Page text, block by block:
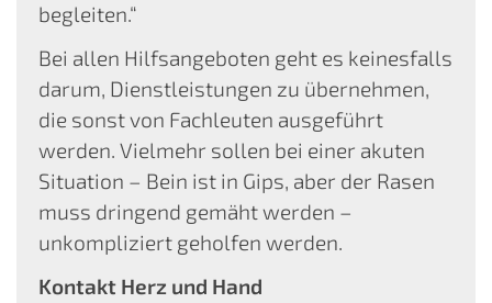
begleiten.“
Bei allen Hilfsangeboten geht es keinesfalls
darum, Dienstleistungen zu übernehmen,
die sonst von Fachleuten ausgeführt
werden. Vielmehr sollen bei einer akuten
Situation – Bein ist in Gips, aber der Rasen
muss dringend gemäht werden –
unkompliziert geholfen werden.
Kontakt Herz und Hand